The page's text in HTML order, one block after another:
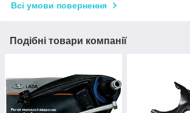
Всі умови повернення
Подібні товари компанії